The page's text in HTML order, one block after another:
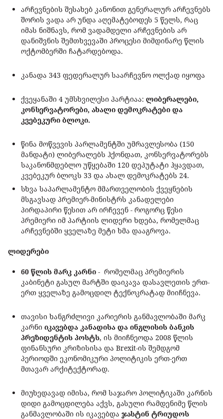
არჩევნების შესახებ კანონით გენერალურ არჩევნებს
შორის ვადა არ უნდა აღემატებოდეს 5 წელს, რაც
იმას ნიშნავს, რომ ვადამდელი არჩევნების არ
დანიშვნის შემთხვევაში პროცესი მიმდინარე წლის
ოქტომბერში ჩატარდებოდა.
კანადა 343 ფედერალურ საარჩევნო ოლქად იყოფა
ქვეყანაში 4 უმსხვილესი პარტიაა: ლიბერალები,
კონსერვატორები, ახალი დემოკრატები და
კვებეკური ბლოკი.
წინა მოწვევის პარლამენტში უმრავლესობა (150
მანდატი) ლიბერალებს ჰქონდათ, კონსერვატორებს
საკანონმდებლო უწყებაში 120 დეპუტატი ჰყავდათ,
კვებეკურ ბლოკს 33 და ახალ დემოკრატებს 24.
სხვა საპარლამენტო მმართველობის ქვეყნების
მსგავსად პრემიერ-მინისტრს კანადელები
პირდაპირი წესით არ ირჩევენ - როგორც წესი
პრემიერი იმ პარტიის ლიდერი ხდება, რომელმაც
არჩევნებში ყველაზე მეტი ხმა დააგროვა.
ლიდერები
60 წლის მარკ კარნი - რომელმაც პრემიერის
კაბინეტი გასულ მარტში დაიკავა დასავლეთის ერთ-
ერთ ყველაზე გამოცდილ ტექნოკრატად მიიჩნევა.
თავისი ხანგრძლივი კარიერის განმავლობაში მარკ
კარნი იკავებდა კანადისა და ინგლისის ბანკის
პრეზიდენტის პოსტს, ის მიიჩნეოდა 2008 წლის
ფინანსური კრიზისისა და Brexit-ის შემდგომ
პერიოდში ეკონომიკური პოლიტიკის ერთ-ერთ
მთავარ არქიტექტორად.
მიუხედავად იმისა, რომ საჯარო პოლიტიკაში კარნის
დიდი გამოცდილება აქვს, გასული რამდენიმე წლის
განმავლობაში ის იკავებდა ჯასტინ ტრიუდოს